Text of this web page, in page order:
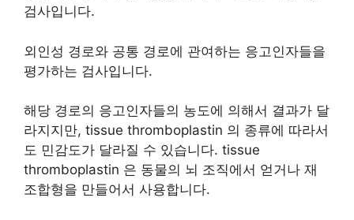
검사입니다.
외인성 경로와 공통 경로에 관여하는 응고인자들을
평가하는 검사입니다.
해당 경로의 응고인자들의 농도에 의해서 결과가 달
라지지만, tissue thromboplastin 의 종류에 따라서
도 민감도가 달라질 수 있습니다. tissue
thromboplastin 은 동물의 뇌 조직에서 얻거나 재
조합형을 만들어서 사용합니다.